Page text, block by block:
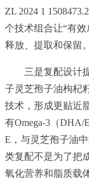
ZL 2024 1
个技术组合让“有
释放、提取和保留。
三是复配设计
子灵芝孢子油枸杞
技术，形成更贴近
有Omega-3（DHA/
E，与灵芝孢子油
类复配不是为了把
氧化营养和脂质载